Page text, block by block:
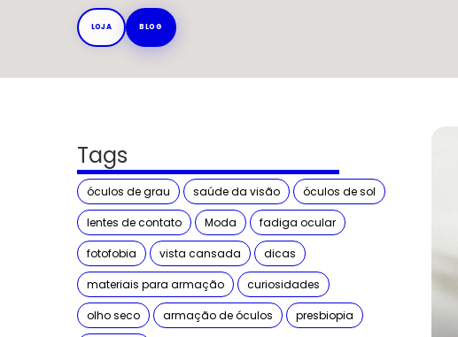
LOJA BLOG
Tags
óculos de grau saúde da visão óculos de sol
lentes de contato Moda fadiga ocular
fotofobia vista cansada dicas
materiais para armação curiosidades
olho seco armação de óculos presbiopia